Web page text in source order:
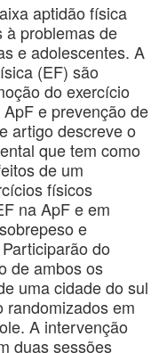
aptidão física
à problemas de
e adolescentes. A
(EF) são
do exercício
e prevenção de
artigo descreve o
que tem como
de um
físicos
na ApF e em
e
do
de ambos os
uma cidade do sul
randomizados em
A intervenção
duas sessões